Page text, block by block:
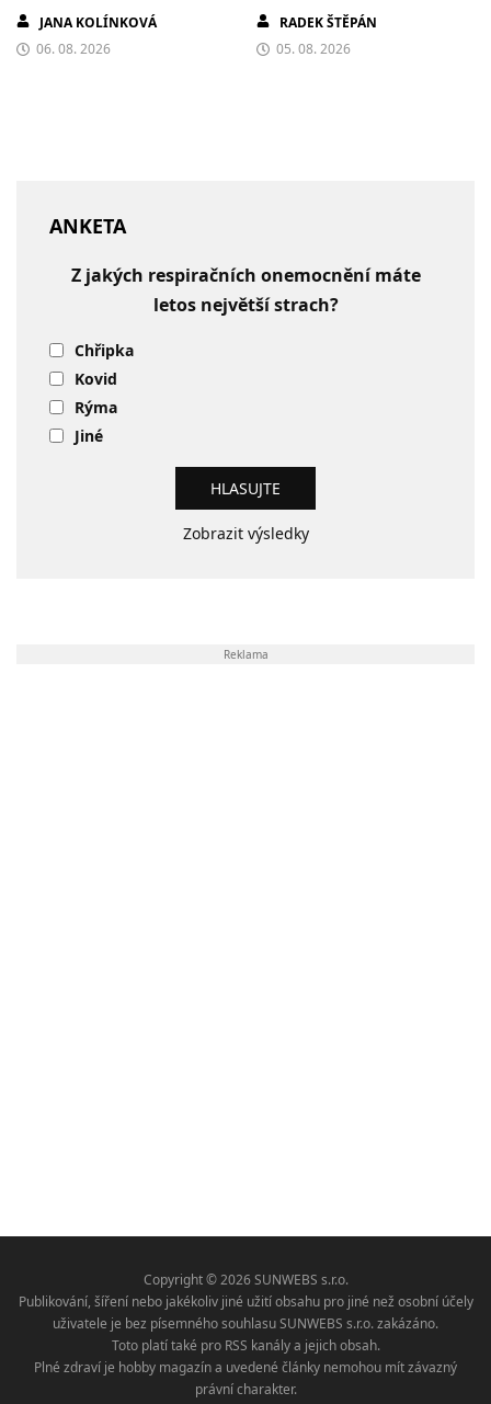
JANA KOLÍNKOVÁ
06. 08. 2026
RADEK ŠTĚPÁN
05. 08. 2026
ANKETA
Z jakých respiračních onemocnění máte
letos největší strach?
Chřipka
Kovid
Rýma
Jiné
Zobrazit výsledky
Reklama
Copyright © 2026 SUNWEBS s.r.o.
Publikování, šíření nebo jakékoliv jiné užití obsahu pro jiné než osobní účely
uživatele je bez písemného souhlasu SUNWEBS s.r.o. zakázáno.
Toto platí také pro RSS kanály a jejich obsah.
Plné zdraví je hobby magazín a uvedené články nemohou mít závazný
právní charakter.